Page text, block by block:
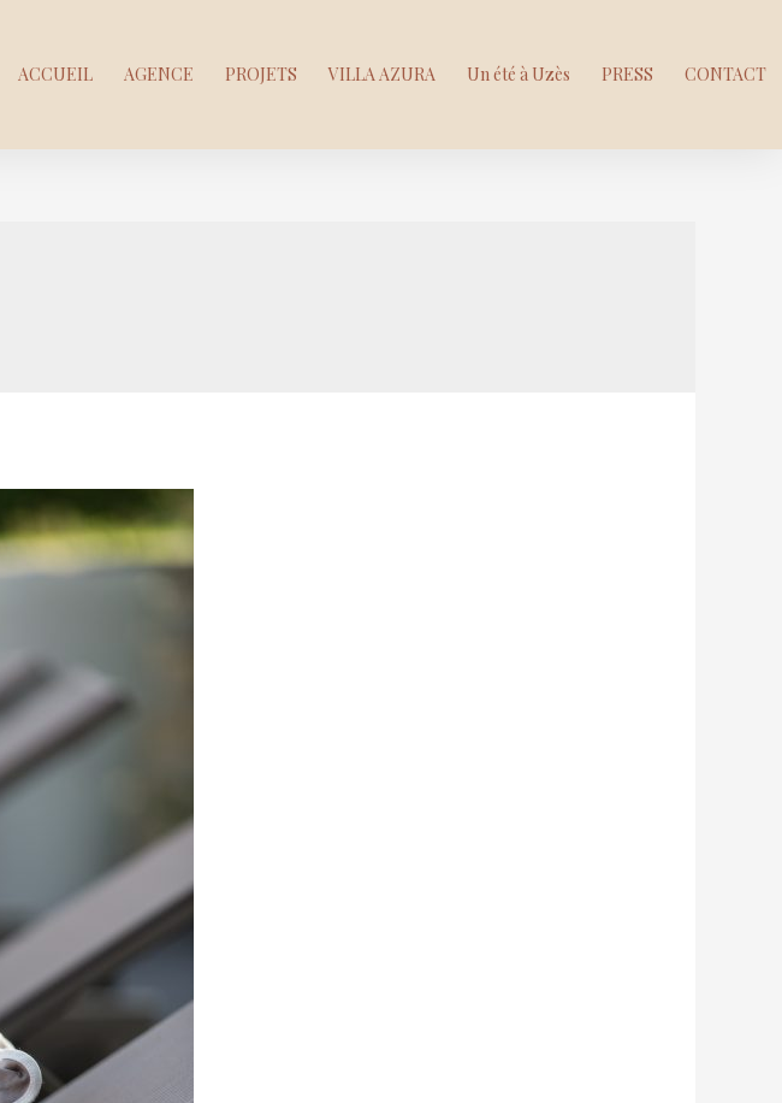
ACCUEIL AGENCE PROJETS VILLA AZURA Un été à Uzès PRESS CONTACT